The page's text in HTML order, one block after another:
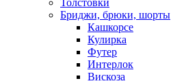
Толстовки
Бриджи, брюки, шорты
Кашкорсе
Кулирка
Футер
Интерлок
Вискоза